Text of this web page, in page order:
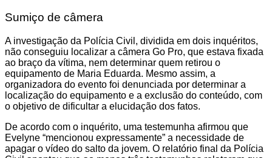
Sumiço de câmera
A investigação da Polícia Civil, dividida em dois inquéritos,
não conseguiu localizar a câmera Go Pro, que estava fixada
ao braço da vítima, nem determinar quem retirou o
equipamento de Maria Eduarda. Mesmo assim, a
organizadora do evento foi denunciada por determinar a
localização do equipamento e a exclusão do conteúdo, com
o objetivo de dificultar a elucidação dos fatos.
De acordo com o inquérito, uma testemunha afirmou que
Evelyne “mencionou expressamente” a necessidade de
apagar o vídeo do salto da jovem. O relatório final da Polícia